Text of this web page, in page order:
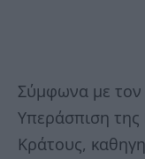
Σύμφωνα με τον
Υπεράσπιση της
Κράτους,